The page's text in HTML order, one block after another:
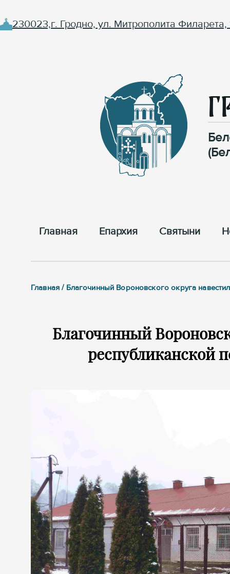
230023,г. Гродно, ул. Митрополита Филарета,
Главная Епархия Cвятыни
Главная / Благочинный Вороновского округа
Благочинный
республиканской